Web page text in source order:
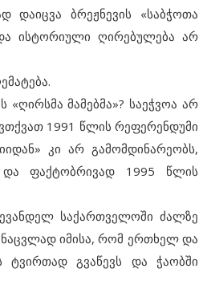
დაიცვა ბრეჟნევის «საბჭოთა
ისტორიული ღირებულება არ
მამებმა»? საეჭვოა არ
1991 წლის რეფერენდუმი
კი არ გამომდინარეობს,
და ფაქტობრივად 1995 წლის
საქართველოში ძალზე
ნაცვლად იმისა, რომ ერთხელ და
ტვირთად გვაწევს და ჭაობში